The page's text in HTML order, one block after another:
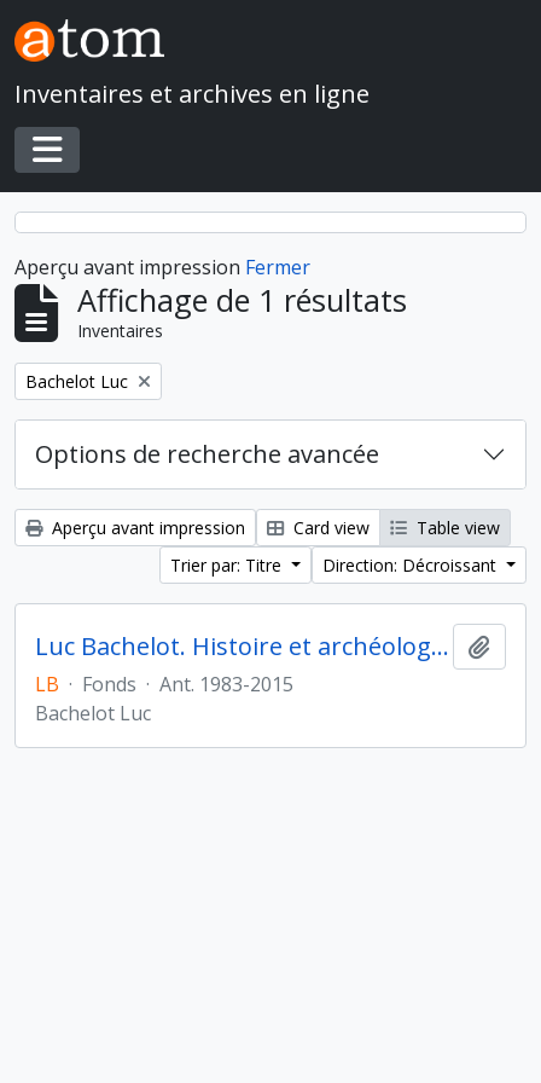
Skip to main content
Inventaires et archives en ligne
Toggle navigation
Aperçu avant impression Fermer
Affichage de 1 résultats
Inventaires
Remove filter:
Bachelot Luc
Options de recherche avancée
Aperçu avant impression Card view
Table view
Trier par: Titre
Direction: Décroissant
Luc Bachelot. Histoire et archéologie de l'Orient cunéiforme
LB · Fonds · Ant. 1983-2015
Bachelot Luc